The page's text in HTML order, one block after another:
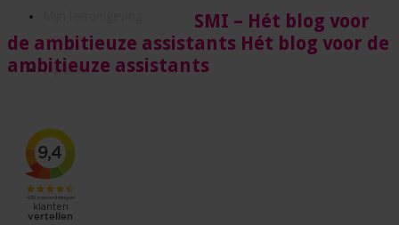
Diploma
Testjes
SMI – Hét blog voor
de ambitieuze assistants Hét blog voor de
ambitieuze assistants